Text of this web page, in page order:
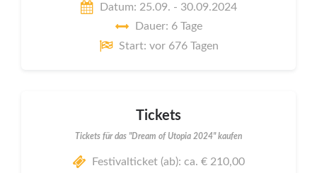
Datum: 25.09. - 30.09.2024
Dauer: 6 Tage
Start: vor 676 Tagen
Tickets
Tickets für das "Dream of Utopia 2024" kaufen
Festivalticket (ab): ca. € 210,00